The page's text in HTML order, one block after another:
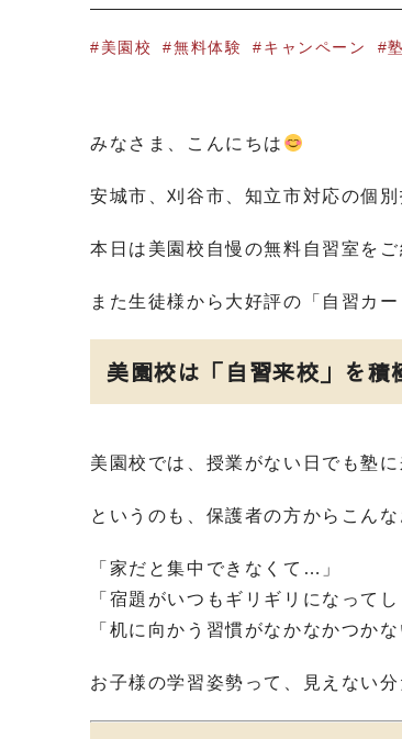
美園校 無料体験 キャンペーン
みなさま、こんにちは
安城市、刈谷市、知立市対応の個
本日は美園校自慢の無料自習室をご
また生徒様から大好評の「自習カ
美園校は「自習来校」を積
美園校では、授業がない日でも塾
というのも、保護者の方からこん
「家だと集中できなくて…」
「宿題がいつもギリギリになってし
「机に向かう習慣がなかなかつかな
お子様の学習姿勢って、見えない